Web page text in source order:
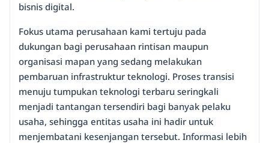
bisnis digital.
Fokus utama perusahaan kami tertuju pada
dukungan bagi perusahaan rintisan maupun
organisasi mapan yang sedang melakukan
pembaruan infrastruktur teknologi. Proses transisi
menuju tumpukan teknologi terbaru seringkali
menjadi tantangan tersendiri bagi banyak pelaku
usaha, sehingga entitas usaha ini hadir untuk
menjembatani kesenjangan tersebut. Informasi lebih